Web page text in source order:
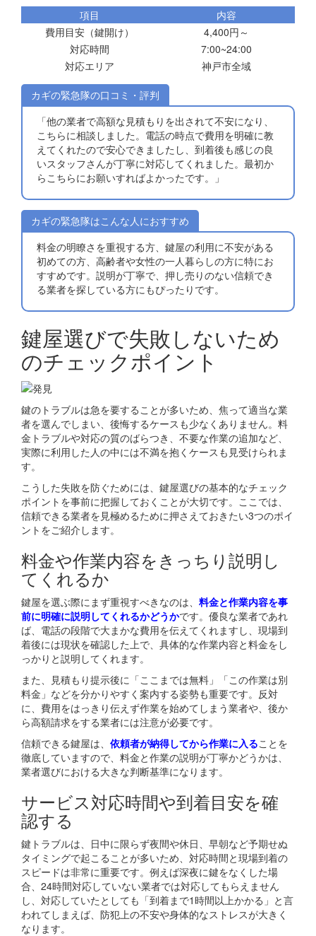
項目
内容
費用目安（鍵開け）
4,400円～
対応時間
7:00~24:00
対応エリア
神戸市全域
カギの緊急隊の口コミ・評判
「他の業者で高額な見積もりを出されて不安になり、
こちらに相談しました。電話の時点で費用を明確に教
えてくれたので安心できましたし、到着後も感じの良
いスタッフさんが丁寧に対応してくれました。最初か
らこちらにお願いすればよかったです。」
カギの緊急隊はこんな人におすすめ
料金の明瞭さを重視する方、鍵屋の利用に不安がある
初めての方、高齢者や女性の一人暮らしの方に特にお
すすめです。説明が丁寧で、押し売りのない信頼でき
る業者を探している方にもぴったりです。
鍵屋選びで失敗しないため
のチェックポイント
鍵のトラブルは急を要することが多いため、焦って適当な業
者を選んでしまい、後悔するケースも少なくありません。料
金トラブルや対応の質のばらつき、不要な作業の追加など、
実際に利用した人の中には不満を抱くケースも見受けられま
す。
こうした失敗を防ぐためには、鍵屋選びの基本的なチェック
ポイントを事前に把握しておくことが大切です。ここでは、
信頼できる業者を見極めるために押さえておきたい3つのポイ
ントをご紹介します。
料金や作業内容をきっちり説明し
てくれるか
鍵屋を選ぶ際にまず重視すべきなのは、 料金と作業内容を事
前に明確に説明してくれるかどうかです。優良な業者であれ
ば、電話の段階で大まかな費用を伝えてくれますし、現場到
着後には現状を確認した上で、具体的な作業内容と料金をし
っかりと説明してくれます。
また、見積もり提示後に「ここまでは無料」「この作業は別
料金」などを分かりやすく案内する姿勢も重要です。反対
に、費用をはっきり伝えず作業を始めてしまう業者や、後か
ら高額請求をする業者には注意が必要です。
信頼できる鍵屋は、 依頼者が納得してから作業に入ることを
徹底していますので、料金と作業の説明が丁寧かどうかは、
業者選びにおける大きな判断基準になります。
サービス対応時間や到着目安を確
認する
鍵トラブルは、日中に限らず夜間や休日、早朝など予期せぬ
タイミングで起こることが多いため、対応時間と現場到着の
スピードは非常に重要です。例えば深夜に鍵をなくした場
合、24時間対応していない業者では対応してもらえません
し、対応していたとしても「到着まで1時間以上かかる」と言
われてしまえば、防犯上の不安や身体的なストレスが大きく
なります。